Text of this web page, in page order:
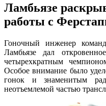
Ламбьязе
работы с
Гоночный инженер
Ламбьязе дал
четырехкратным
Особое внимание было
гонок и знаменитым
неотъемлемой частью